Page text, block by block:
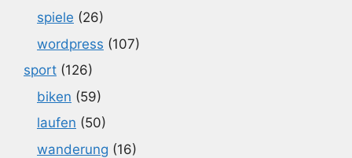
spiele (26)
wordpress (107)
sport (126)
biken (59)
laufen (50)
wanderung (16)